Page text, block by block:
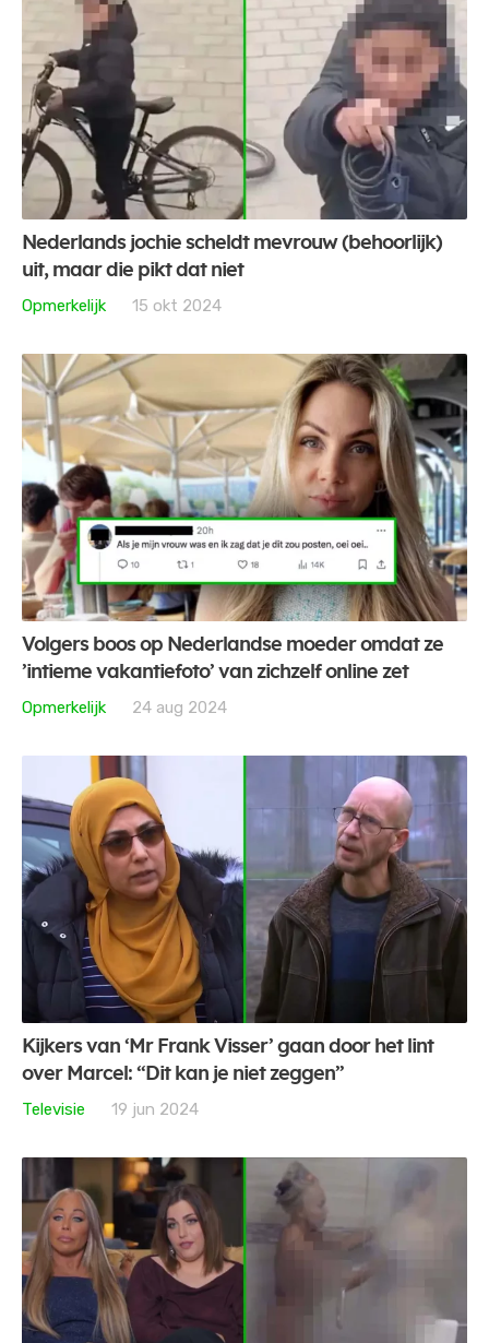
Nederlands jochie scheldt mevrouw (behoorlijk)
uit, maar die pikt dat niet
Opmerkelijk
15 okt 2024
Volgers boos op Nederlandse moeder omdat ze
’intieme vakantiefoto’ van zichzelf online zet
Opmerkelijk
24 aug 2024
Kijkers van ‘Mr Frank Visser’ gaan door het lint
over Marcel: “Dit kan je niet zeggen”
Televisie
19 jun 2024